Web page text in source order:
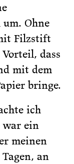
Ohne
Filzstift
dass
mit dem
bringe.
ich
war ein
meinen
an